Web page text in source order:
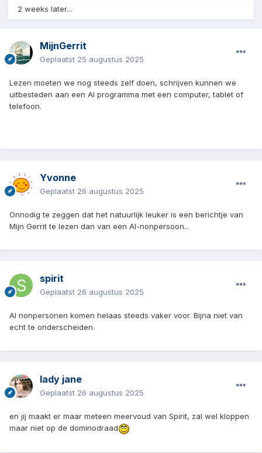
2 weeks later...
MijnGerrit
Geplaatst 25 augustus 2025
Lezen moeten we nog steeds zelf doen, schrijven kunnen we
uitbesteden aan een AI programma met een computer, tablet of
telefoon.
Yvonne
Geplaatst 26 augustus 2025
Onnodig te zeggen dat het natuurlijk leuker is een berichtje van
Mijn Gerrit te lezen dan van een AI-nonpersoon...
spirit
Geplaatst 26 augustus 2025
AI nonpersonen komen helaas steeds vaker voor. Bijna niet van
echt te onderscheiden.
lady jane
Geplaatst 26 augustus 2025
en jij maakt er maar meteen meervoud van Spirit, zal wel kloppen
maar niet op de dominodraad